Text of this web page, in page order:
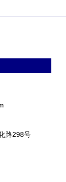
路298号